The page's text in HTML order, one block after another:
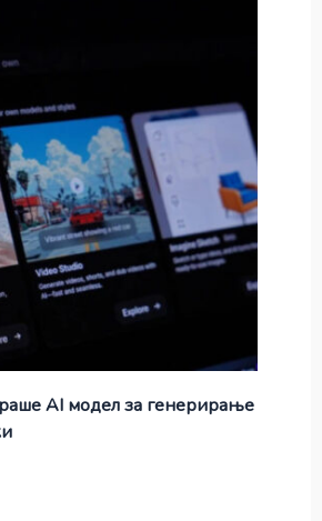
AI модел за генерирање